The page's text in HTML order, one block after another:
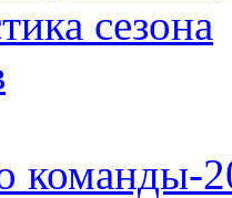
сезона
команды-